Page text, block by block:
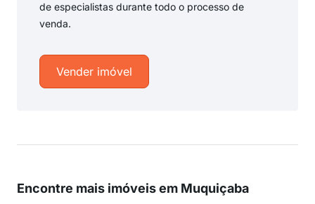
de especialistas durante todo o processo de
venda.
Vender imóvel
Encontre mais imóveis em Muquiçaba